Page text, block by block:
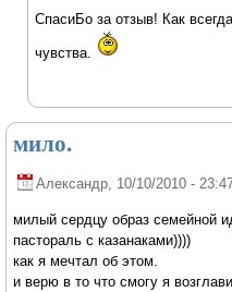
СпасиБо за отзыв! Как
чувства.
мило.
Александр, 10/10/2010 -
милый сердцу образ семейной
пастораль с казанаками))))
как я мечтал об этом.
и верю в то что смогу я